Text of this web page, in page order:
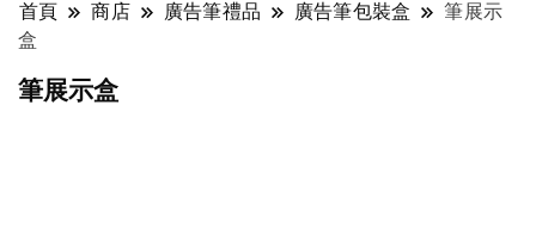
首頁 商店 廣告筆禮品 廣告筆包裝盒
筆展示
盒
筆展示盒